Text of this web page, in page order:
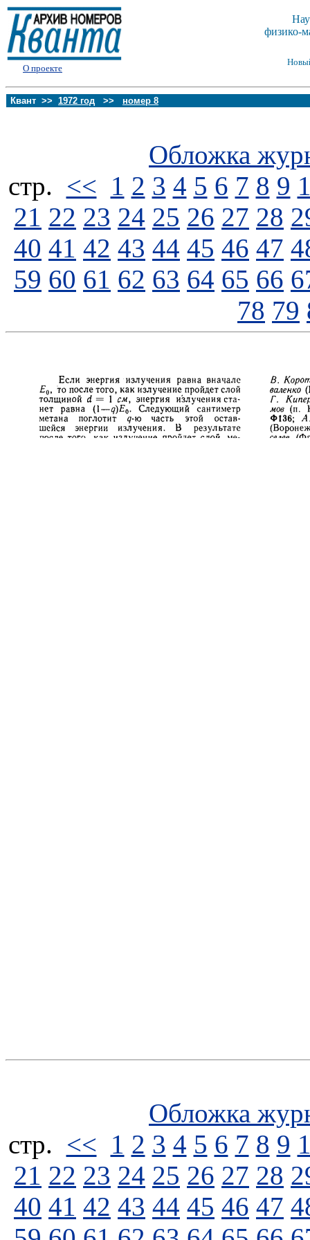
О проекте
физико-
Квант >> 1972 год >> номер 8
Обложка
стp. << 1 2 3 4 5 6 7 8 9
21 22 23 24 25 26 27 28
40 41 42 43 44 45 46 47
59 60 61 62 63 64 65 66
78 79
Обложка
стp. << 1 2 3 4 5 6 7 8 9
21 22 23 24 25 26 27 28
40 41 42 43 44 45 46 47